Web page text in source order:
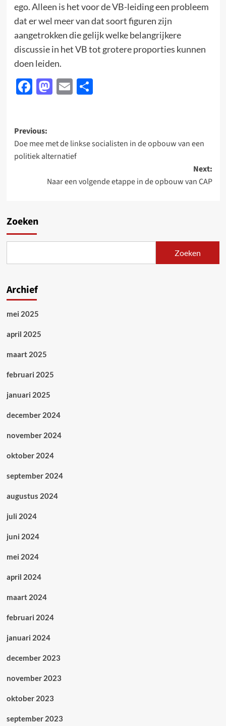
ego. Alleen is het voor de VB-leiding een probleem
dat er wel meer van dat soort figuren zijn
aangetrokken die gelijk welke belangrijkere
discussie in het VB tot grotere proporties kunnen
doen leiden.
Facebook
Mastodon
EmailDelen
Post
navigation
Previous:
Doe mee met de linkse socialisten in de opbouw van een
politiek alternatief
Next:
Naar een volgende etappe in de opbouw van CAP
Zoeken
Zoeken
Archief
mei 2025
april 2025
maart 2025
februari 2025
januari 2025
december 2024
november 2024
oktober 2024
september 2024
augustus 2024
juli 2024
juni 2024
mei 2024
april 2024
maart 2024
februari 2024
januari 2024
december 2023
november 2023
oktober 2023
september 2023